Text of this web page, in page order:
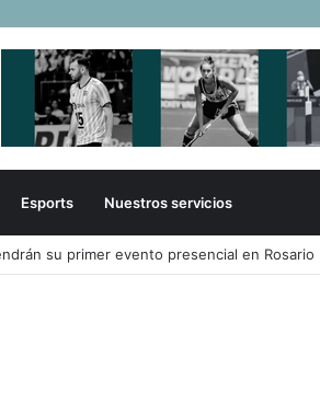
Esports Nuestros servicios
a la Americup